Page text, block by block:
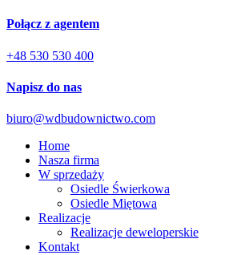
Połącz z agentem
+48 530 530 400
Napisz do nas
biuro@wdbudownictwo.com
Home
Nasza firma
W sprzedaży
Osiedle Świerkowa
Osiedle Miętowa
Realizacje
Realizacje deweloperskie
Kontakt